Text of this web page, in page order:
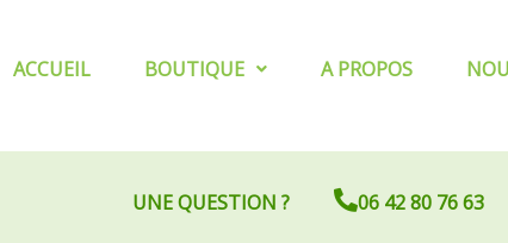
ACCUEIL BOUTIQUE A PROPOS
UNE QUESTION ? 06 42 80 76 63